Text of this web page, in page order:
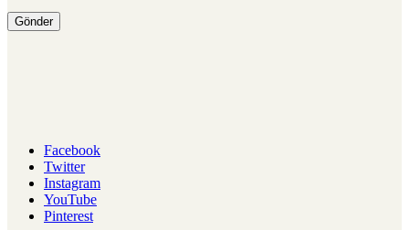
Facebook
Twitter
Instagram
YouTube
Pinterest